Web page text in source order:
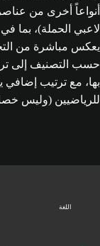
أنواعاً أخرى من
لاعبي الحملة)، بما
يعكس مباشرة من
حسب التصنيف إلى
بها، مع ترتيب إضافي
للرياضيين (وليس
اللغة